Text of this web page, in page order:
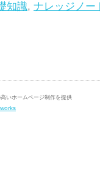
知識, ナレッジノー
いホームページ制作を提供